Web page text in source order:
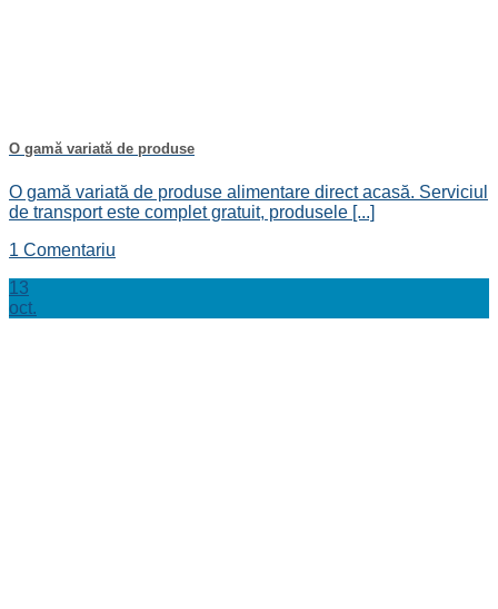
O gamă variată de produse
O gamă variată de produse alimentare direct acasă. Serviciul
de transport este complet gratuit, produsele [...]
1 Comentariu
13
oct.